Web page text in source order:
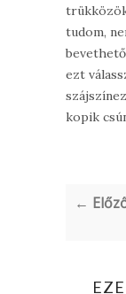
tudom,
ezt
kopik
←